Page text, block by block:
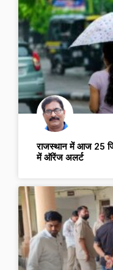
राजस्थान में आज 25
में ऑरेंज अलर्ट